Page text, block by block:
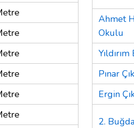
Ahmet
Okulu
Pınar
Ergin
2.